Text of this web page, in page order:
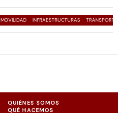
MOVILIDAD INFRAESTRUCTURAS TRANSPORTE
QUIÉNES SOMOS
QUÉ HACEMOS